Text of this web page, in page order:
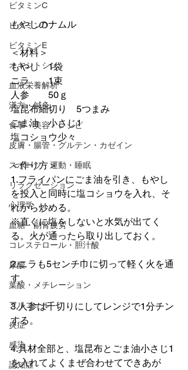
ビタミンC
ビタミンD
ビタミンE
オキシトシン
血液栄養解析
漢方・鍼灸
食事・美容・レシピ
皮膚・腸管・グルテン・カゼイン
スポーツ・運動・睡眠
リラクゼーション
心理学
血糖・副腎疲労
コレステロール・胆汁酸
尿酸
葉酸・メチレーション
アルコール
炎症
感染
認知症
もやしのナムル
＜材料＞
もやし　1袋
ニラ　　1束
人参　　50ｇ
塩昆布細切り　5つまみ
ごま油　小さじ1
塩コショウ少々
＜作り方＞
1.フライパンにごま油を引き、もやし
を投入と同時に塩コショウを入れ、そ
れから炒める。
※直ぐに塩をしないと水気が出てく
る。火が通ったら取り出しておく。
2.ニラも5センチ巾に切って軽く火を通
す。
3.人参は千切りにしてレンジで1分チン
する。
4.具材全部と、塩昆布とごま油小さじ1
を入れてよくまぜ合わせてできあが